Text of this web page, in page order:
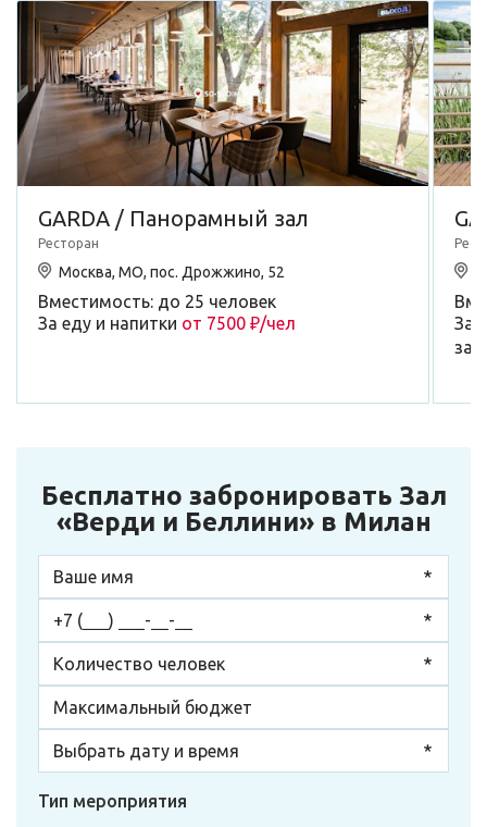
GARDA / Панорамный зал
Ресторан
Москва, МО, пос. Дрожжино, 52
Вместимость: до 25 человек
За еду и напитки от 7500 ₽/чел
За
Бесплатно забронировать Зал
«Верди и Беллини» в Милан
Тип мероприятия